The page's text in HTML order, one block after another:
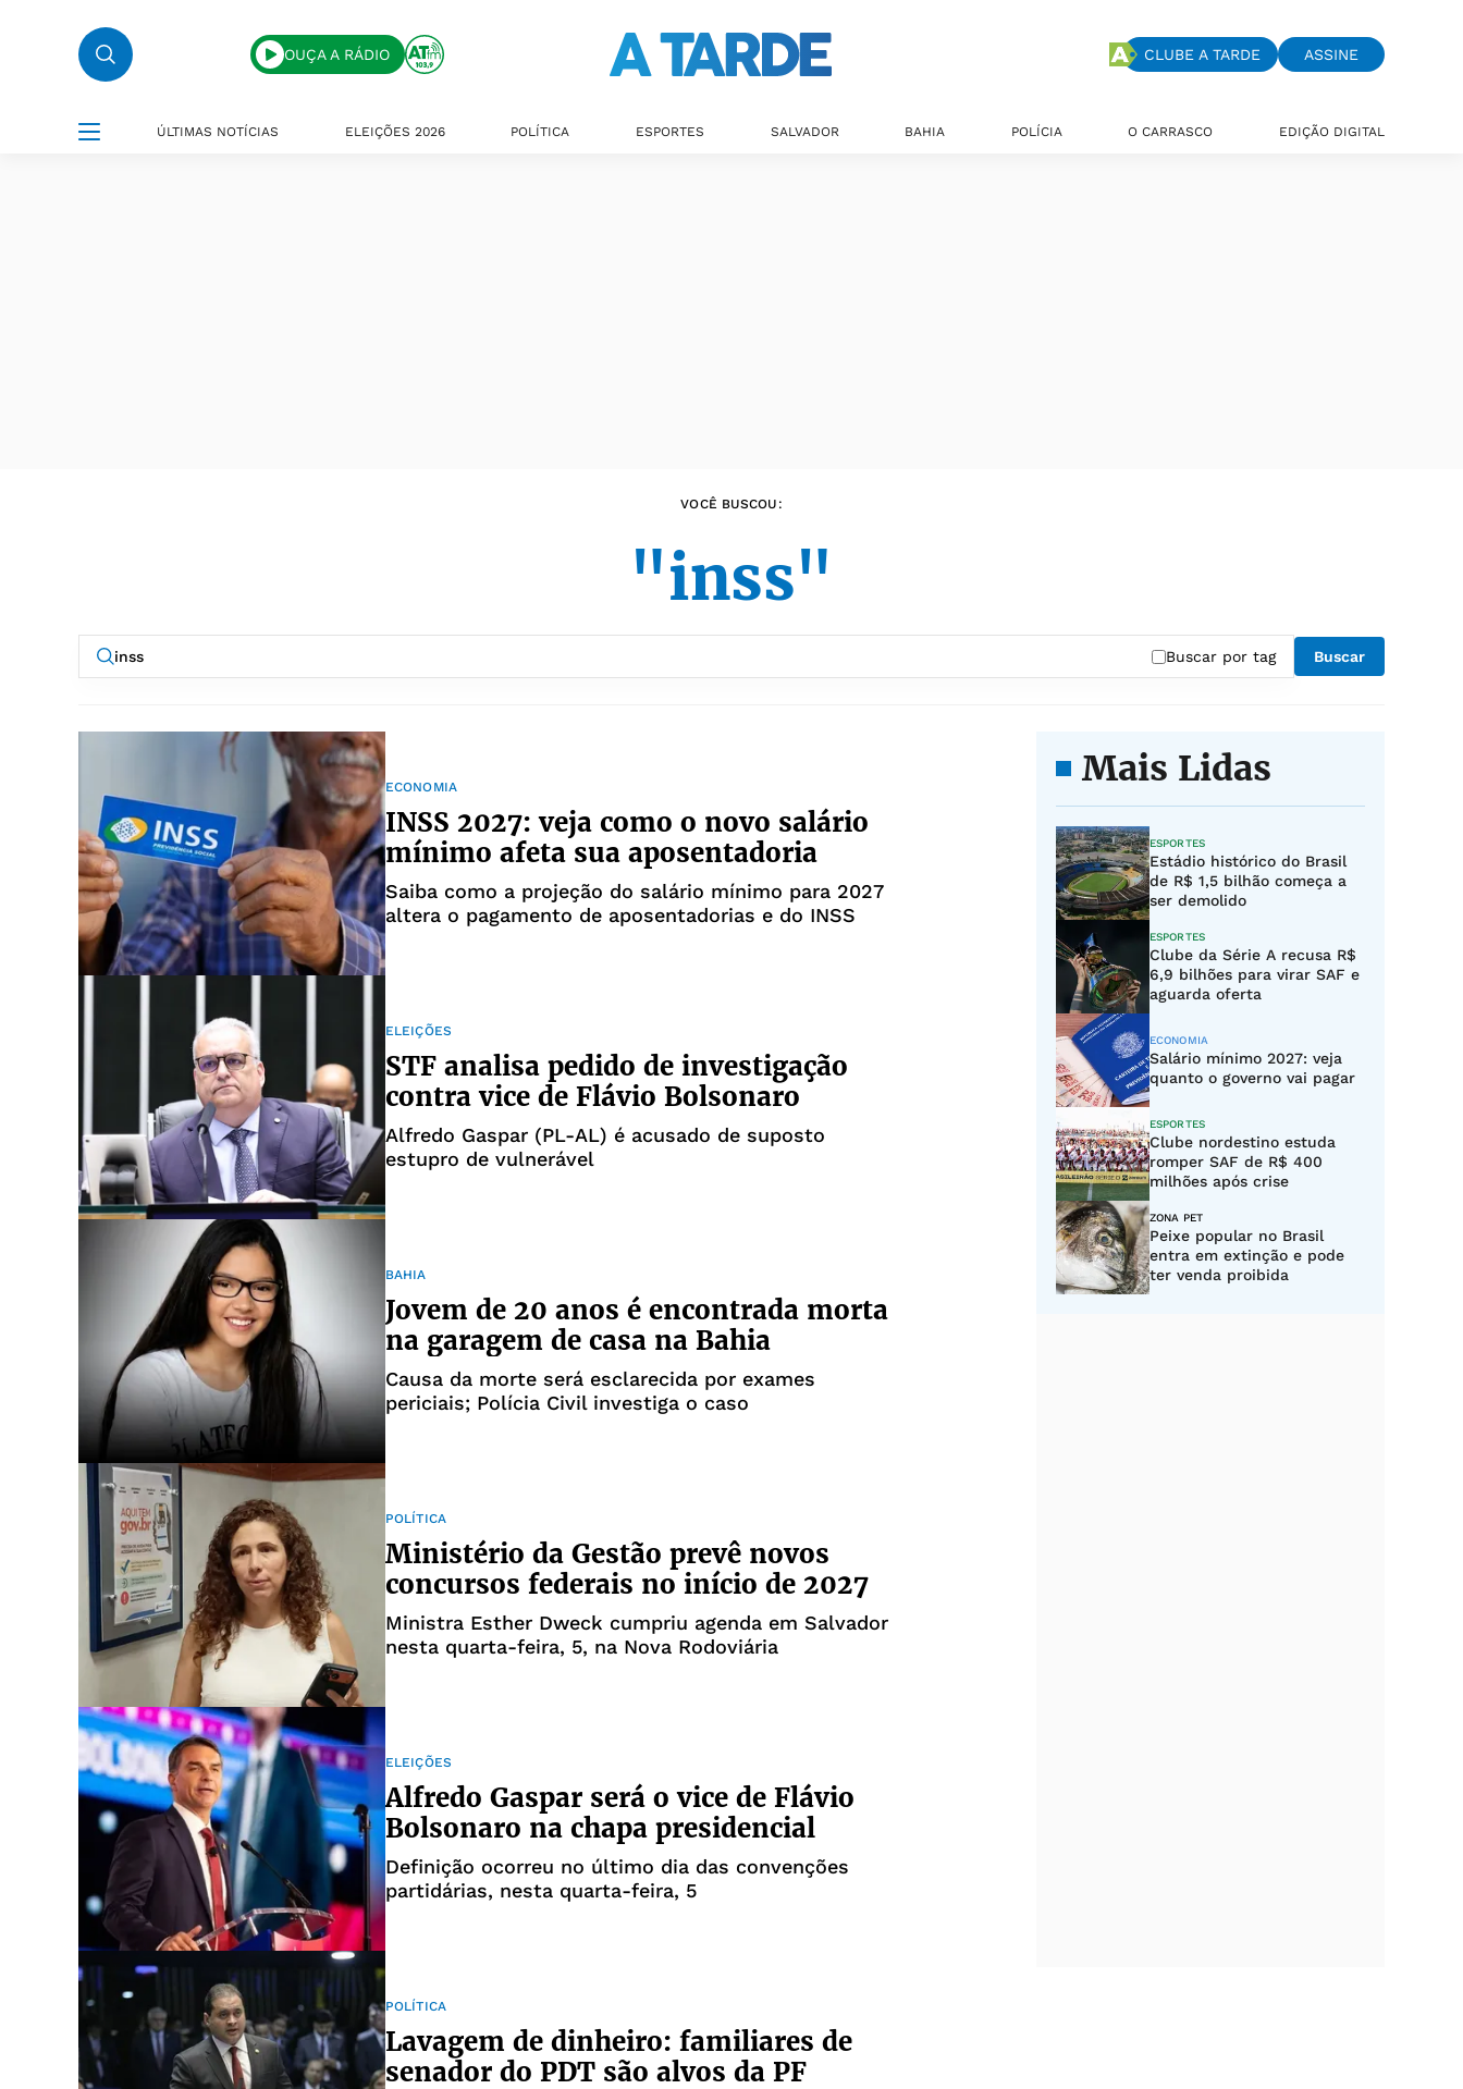
OUÇA A RÁDIO CLUBE A TARDE ASSINE
ÚLTIMAS NOTÍCIAS ELEIÇÕES 2026 POLÍTICA ESPORTES SALVADOR BAHIA POLÍCIA O CARRASCO EDIÇÃO DIGITAL
VOCÊ BUSCOU:
"inss"
Buscar por tag Buscar
ECONOMIA
INSS 2027: veja como o novo salário
mínimo afeta sua aposentadoria
Saiba como a projeção do salário mínimo para 2027
altera o pagamento de aposentadorias e do INSS
ELEIÇÕES
STF analisa pedido de investigação
contra vice de Flávio Bolsonaro
Alfredo Gaspar (PL-AL) é acusado de suposto
estupro de vulnerável
BAHIA
Jovem de 20 anos é encontrada morta
na garagem de casa na Bahia
Causa da morte será esclarecida por exames
periciais; Polícia Civil investiga o caso
POLÍTICA
Ministério da Gestão prevê novos
concursos federais no início de 2027
Ministra Esther Dweck cumpriu agenda em Salvador
nesta quarta-feira, 5, na Nova Rodoviária
ELEIÇÕES
Alfredo Gaspar será o vice de Flávio
Bolsonaro na chapa presidencial
Definição ocorreu no último dia das convenções
partidárias, nesta quarta-feira, 5
POLÍTICA
Lavagem de dinheiro: familiares de
senador do PDT são alvos da PF
Mais Lidas
ESPORTES
Estádio histórico do Brasil
de R$ 1,5 bilhão começa a
ser demolido
ESPORTES
Clube da Série A recusa R$
6,9 bilhões para virar SAF e
aguarda oferta
ECONOMIA
Salário mínimo 2027: veja
quanto o governo vai pagar
ESPORTES
Clube nordestino estuda
romper SAF de R$ 400
milhões após crise
ZONA PET
Peixe popular no Brasil
entra em extinção e pode
ter venda proibida